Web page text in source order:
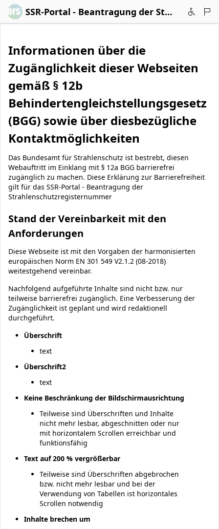
Zum Hauptinhalt wechseln
SSR-Portal - Beantragung der Strahlenschutzregisternummer
Informationen über die
Zugänglichkeit dieser Webseiten
gemäß § 12b
Behindertengleichstellungsgesetz
(BGG) sowie über diesbezügliche
Kontaktmöglichkeiten
Das Bundesamt für Strahlenschutz ist bestrebt, diesen
Webauftritt im Einklang mit § 12a BGG barrierefrei
zugänglich zu machen. Diese Erklärung zur Barrierefreiheit
gilt für das SSR-Portal - Beantragung der
Strahlenschutzregisternummer
Stand der Vereinbarkeit mit den
Anforderungen
Diese Webseite ist mit den Vorgaben der harmonisierten
europäischen Norm EN 301 549 V2.1.2 (08-2018)
weitestgehend vereinbar.
Nachfolgend aufgeführte Inhalte sind nicht bzw. nur
teilweise barrierefrei zugänglich. Eine Verbesserung der
Zugänglichkeit ist geplant und wird redaktionell
durchgeführt.
Überschrift
text
Überschrift2
text
Keine Beschränkung der Bildschirmausrichtung
Teilweise sind Überschriften und Inhalte
nicht mehr lesbar, abgeschnitten oder nur
mit horizontalem Scrollen erreichbar und
funktionsfähig
Text auf 200 % vergrößerbar
Teilweise sind Überschriften abgebrochen
bzw. nicht mehr lesbar und bei der
Verwendung von Tabellen ist horizontales
Scrollen notwendig
Inhalte brechen um